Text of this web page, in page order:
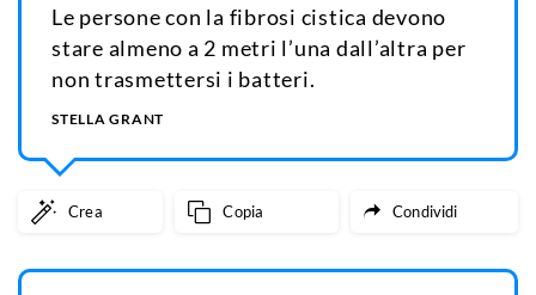
Le persone con la fibrosi cistica devono
stare almeno a 2 metri l’una dall’altra per
non trasmettersi i batteri.
STELLA GRANT
Crea Copia Condividi